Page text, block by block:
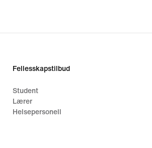
Fellesskapstilbud
Student
Lærer
Helsepersonell